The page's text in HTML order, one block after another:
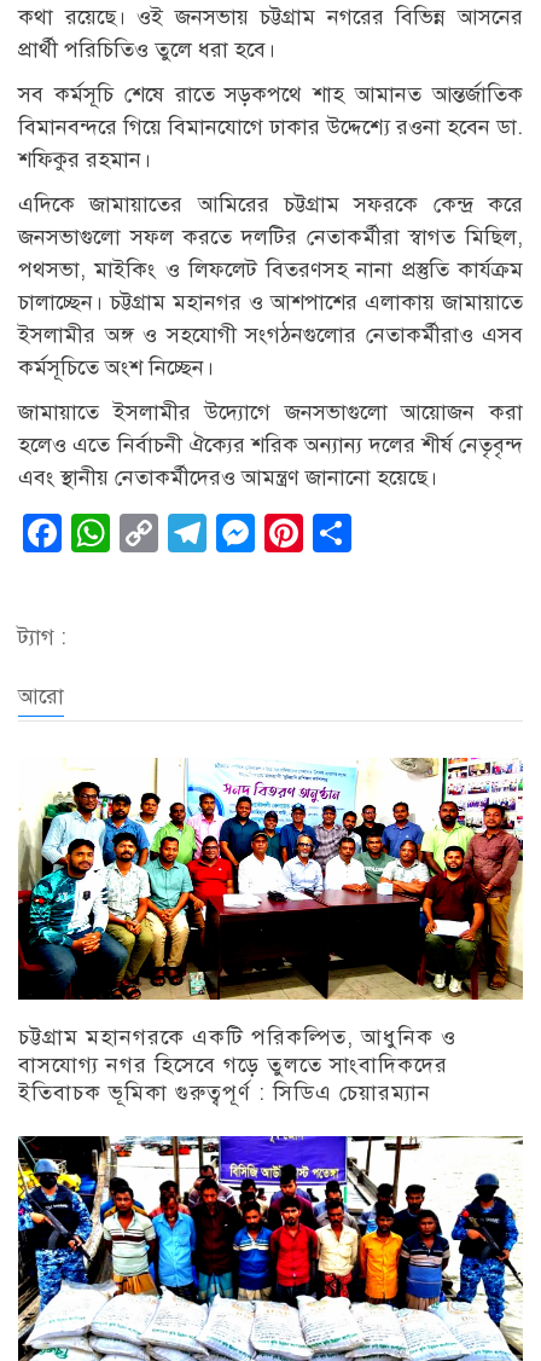
কথা রয়েছে। ওই জনসভায় চট্টগ্রাম নগরের বিভিন্ন আসনের
প্রার্থী পরিচিতিও তুলে ধরা হবে।
সব কর্মসূচি শেষে রাতে সড়কপথে শাহ আমানত আন্তর্জাতিক
বিমানবন্দরে গিয়ে বিমানযোগে ঢাকার উদ্দেশ্যে রওনা হবেন ডা.
শফিকুর রহমান।
এদিকে জামায়াতের আমিরের চট্টগ্রাম সফরকে কেন্দ্র করে
জনসভাগুলো সফল করতে দলটির নেতাকর্মীরা স্বাগত মিছিল,
পথসভা, মাইকিং ও লিফলেট বিতরণসহ নানা প্রস্তুতি কার্যক্রম
চালাচ্ছেন। চট্টগ্রাম মহানগর ও আশপাশের এলাকায় জামায়াতে
ইসলামীর অঙ্গ ও সহযোগী সংগঠনগুলোর নেতাকর্মীরাও এসব
কর্মসূচিতে অংশ নিচ্ছেন।
জামায়াতে ইসলামীর উদ্যোগে জনসভাগুলো আয়োজন করা
হলেও এতে নির্বাচনী ঐক্যের শরিক অন্যান্য দলের শীর্ষ নেতৃবৃন্দ
এবং স্থানীয় নেতাকর্মীদেরও আমন্ত্রণ জানানো হয়েছে।
Facebook
WhatsApp
CopyTelegram
Messenger
Pinterest
ট্যাগ :
আরো
চট্টগ্রাম মহানগরকে একটি পরিকল্পিত, আধুনিক ও
বাসযোগ্য নগর হিসেবে গড়ে তুলতে সাংবাদিকদের
ইতিবাচক ভূমিকা গুরুত্বপূর্ণ : সিডিএ চেয়ারম্যান
চট্টগ্রাম